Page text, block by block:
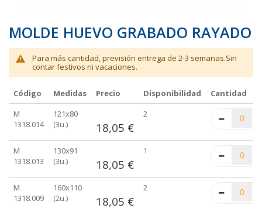
MOLDE HUEVO GRABADO RAYADO
Para más cantidad, previsión entrega de 2-3 semanas.Sin
contar festivos ni vacaciones.
Elementos
de
agrupados
Código Medidas Precio Disponibilidad
Cantidad
M
1318.014
121x80
(3u.)
18,05 €
2
M
1318.013
130x91
(3u.)
18,05 €
1
M
1318.009
160x110
(2u.)
18,05 €
2